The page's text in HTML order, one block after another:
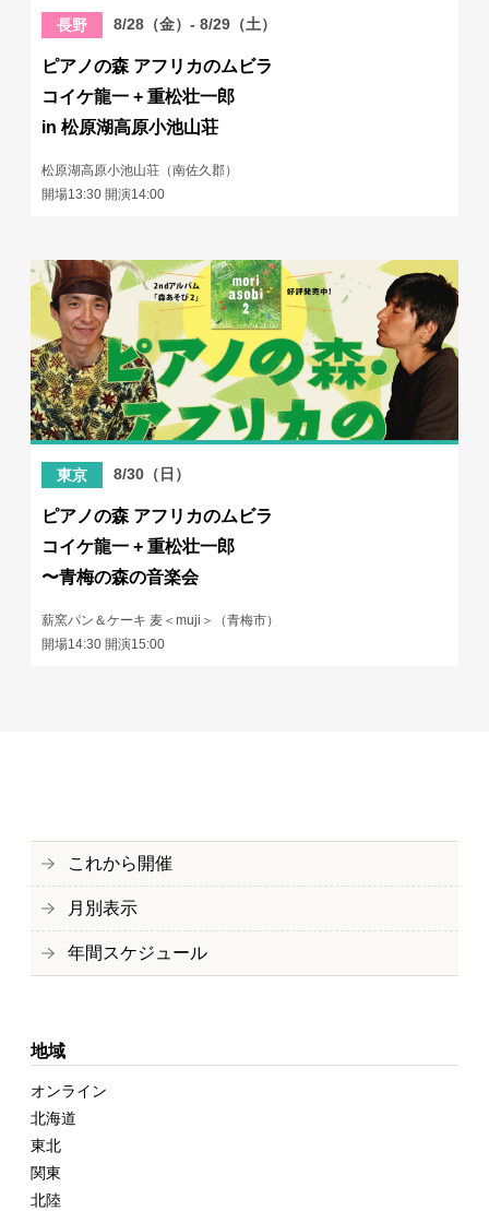
長野 8/28（金）- 8/29（土）
ピアノの森 アフリカのムビラ
コイケ龍一 + 重松壮一郎
in 松原湖高原小池山荘
松原湖高原小池山荘（南佐久郡）
開場13:30 開演14:00
東京 8/30（日）
ピアノの森 アフリカのムビラ
コイケ龍一 + 重松壮一郎
〜青梅の森の音楽会
薪窯パン＆ケーキ 麦＜muji＞（青梅市）
開場14:30 開演15:00
これから開催
月別表示
年間スケジュール
地域
オンライン
北海道
東北
関東
北陸